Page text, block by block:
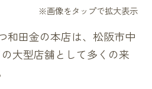
和田金の本店は、松阪市中
大型店舗として多くの来